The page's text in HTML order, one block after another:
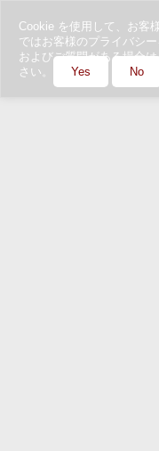
Cookie を使用して、お客
ではお客様のプライバシ
およびご質問がある場合
さい。
Yes No